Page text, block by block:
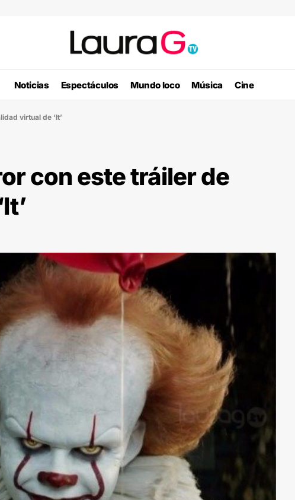
Noticias Espectáculos Mundo loco Música Cine
virtual de ‘It’
con este tráiler de